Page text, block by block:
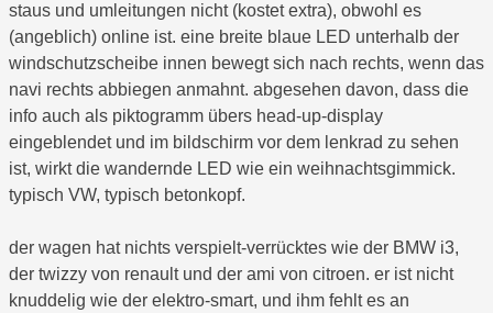
staus und umleitungen nicht (kostet extra), obwohl es
(angeblich) online ist. eine breite blaue LED unterhalb der
windschutzscheibe innen bewegt sich nach rechts, wenn das
navi rechts abbiegen anmahnt. abgesehen davon, dass die
info auch als piktogramm übers head-up-display
eingeblendet und im bildschirm vor dem lenkrad zu sehen
ist, wirkt die wandernde LED wie ein weihnachtsgimmick.
typisch VW, typisch betonkopf.
der wagen hat nichts verspielt-verrücktes wie der BMW i3,
der twizzy von renault und der ami von citroen. er ist nicht
knuddelig wie der elektro-smart, und ihm fehlt es an